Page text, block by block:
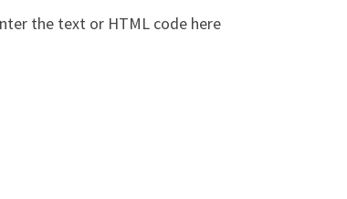
the text or HTML code here